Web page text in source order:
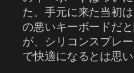
た。手元に来た当初
の悪いキーボードだ
が、シリコンスプレ
で快適になるとは思